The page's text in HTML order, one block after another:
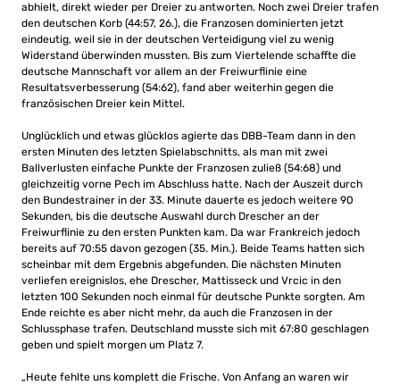
abhielt, direkt wieder per Dreier zu antworten. Noch zwei Dreier trafen
den deutschen Korb (44:57, 26.), die Franzosen dominierten jetzt
eindeutig, weil sie in der deutschen Verteidigung viel zu wenig
Widerstand überwinden mussten. Bis zum Viertelende schaffte die
deutsche Mannschaft vor allem an der Freiwurflinie eine
Resultatsverbesserung (54:62), fand aber weiterhin gegen die
französischen Dreier kein Mittel.
Unglücklich und etwas glücklos agierte das DBB-Team dann in den
ersten Minuten des letzten Spielabschnitts, als man mit zwei
Ballverlusten einfache Punkte der Franzosen zuließ (54:68) und
gleichzeitig vorne Pech im Abschluss hatte. Nach der Auszeit durch
den Bundestrainer in der 33. Minute dauerte es jedoch weitere 90
Sekunden, bis die deutsche Auswahl durch Drescher an der
Freiwurflinie zu den ersten Punkten kam. Da war Frankreich jedoch
bereits auf 70:55 davon gezogen (35. Min.). Beide Teams hatten sich
scheinbar mit dem Ergebnis abgefunden. Die nächsten Minuten
verliefen ereignislos, ehe Drescher, Mattisseck und Vrcic in den
letzten 100 Sekunden noch einmal für deutsche Punkte sorgten. Am
Ende reichte es aber nicht mehr, da auch die Franzosen in der
Schlussphase trafen. Deutschland musste sich mit 67:80 geschlagen
geben und spielt morgen um Platz 7.
„Heute fehlte uns komplett die Frische. Von Anfang an waren wir